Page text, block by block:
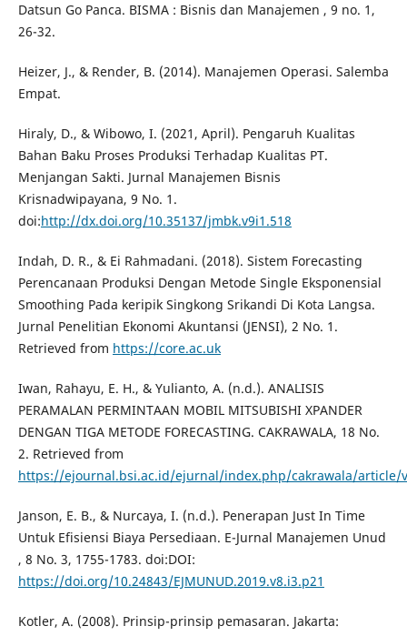
Datsun Go Panca. BISMA : Bisnis dan Manajemen , 9 no. 1,
26-32.
Heizer, J., & Render, B. (2014). Manajemen Operasi. Salemba
Empat.
Hiraly, D., & Wibowo, I. (2021, April). Pengaruh Kualitas
Bahan Baku Proses Produksi Terhadap Kualitas PT.
Menjangan Sakti. Jurnal Manajemen Bisnis
Krisnadwipayana, 9 No. 1.
doi:http://dx.doi.org/10.35137/jmbk.v9i1.518
Indah, D. R., & Ei Rahmadani. (2018). Sistem Forecasting
Perencanaan Produksi Dengan Metode Single Eksponensial
Smoothing Pada keripik Singkong Srikandi Di Kota Langsa.
Jurnal Penelitian Ekonomi Akuntansi (JENSI), 2 No. 1.
Retrieved from https://core.ac.uk
Iwan, Rahayu, E. H., & Yulianto, A. (n.d.). ANALISIS
PERAMALAN PERMINTAAN MOBIL MITSUBISHI XPANDER
DENGAN TIGA METODE FORECASTING. CAKRAWALA, 18 No.
2. Retrieved from
https://ejournal.bsi.ac.id/ejurnal/index.php/cakrawala/article/
Janson, E. B., & Nurcaya, I. (n.d.). Penerapan Just In Time
Untuk Efisiensi Biaya Persediaan. E-Jurnal Manajemen Unud
, 8 No. 3, 1755-1783. doi:DOI:
https://doi.org/10.24843/EJMUNUD.2019.v8.i3.p21
Kotler, A. (2008). Prinsip-prinsip pemasaran. Jakarta: